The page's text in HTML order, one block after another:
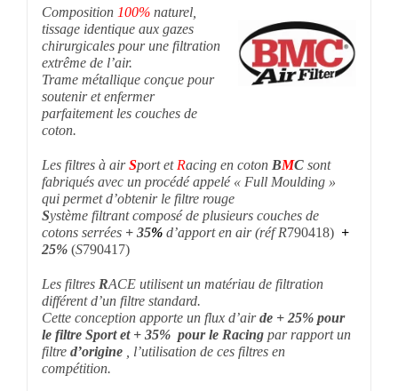
Composition 100%naturel,
tissage identique aux gazes
chirurgicales pour une filtration
extrême de l’air.
Trame métallique conçue pour
soutenir et enfermer
parfaitement les couches de
coton.
Les filtres à airSport etRacing en coton BMCsont
fabriqués avec un procédé appelé « Full Moulding »
qui permet d’obtenir le filtre rouge
Système filtrant composé de plusieurs couches de
cotons serrées + 35%d’apport en air (réf R790418) +
25%(S790417)
Les filtres RACE utilisent un matériau de filtration
différent d’un filtre standard.
Cette conception apporte un flux d’airde + 25% pour
le filtre Sport et + 35% pour le Racingpar rapport un
filtre d’origine
, l’utilisation de ces filtres en
compétition.